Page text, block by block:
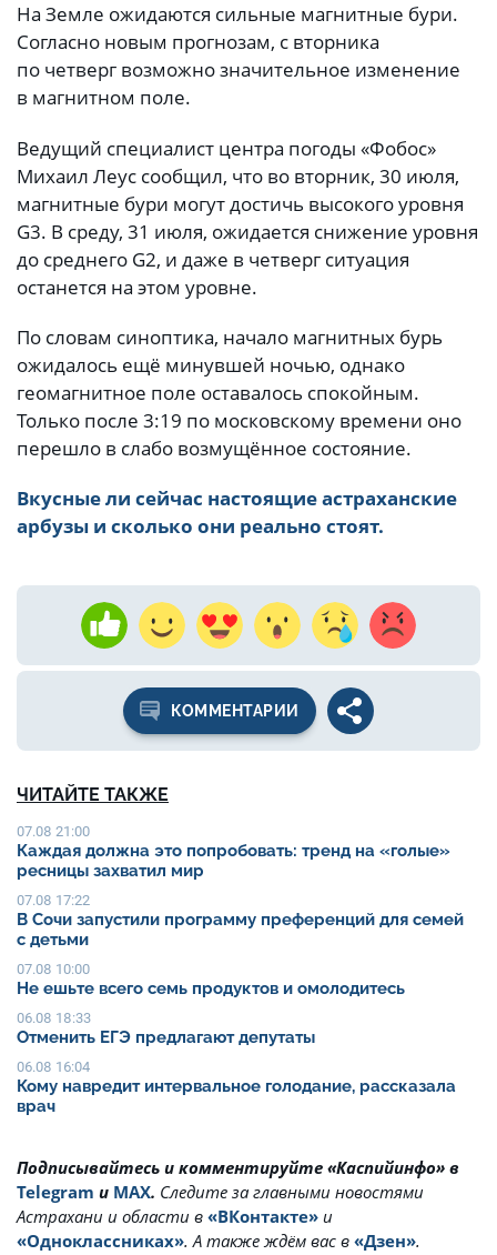
На Земле ожидаются сильные магнитные бури.
Согласно новым прогнозам, с вторника
по четверг возможно значительное изменение
в магнитном поле.
Ведущий специалист центра погоды «Фобос»
Михаил Леус сообщил, что во вторник, 30 июля,
магнитные бури могут достичь высокого уровня
G3. В среду, 31 июля, ожидается снижение уровня
до среднего G2, и даже в четверг ситуация
останется на этом уровне.
По словам синоптика, начало магнитных бурь
ожидалось ещё минувшей ночью, однако
геомагнитное поле оставалось спокойным.
Только после 3:19 по московскому времени оно
перешло в слабо возмущённое состояние.
Вкусные ли сейчас настоящие астраханские
арбузы и сколько они реально стоят.
КОММЕНТАРИИ
ЧИТАЙТЕ ТАКЖЕ
07.08 21:00
Каждая должна это попробовать: тренд на «голые»
ресницы захватил мир
07.08 17:22
В Сочи запустили программу преференций для семей
с детьми
07.08 10:00
Не ешьте всего семь продуктов и омолодитесь
06.08 18:33
Отменить ЕГЭ предлагают депутаты
06.08 16:04
Кому навредит интервальное голодание, рассказала
врач
Подписывайтесь и комментируйте «Каспийинфо» в
Telegram и MAX. Cледите за главными новостями
Астрахани и области в «ВКонтакте» и
«Одноклассниках». А также ждём вас в «Дзен».